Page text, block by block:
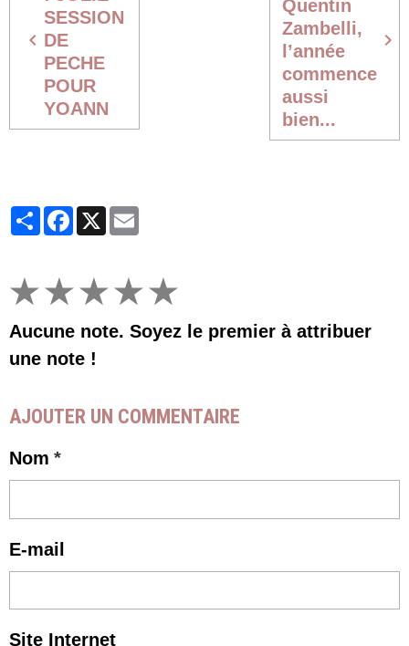
SESSION
DE
PECHE
POUR
YOANN
Quentin
Zambelli,
l’année
commence
aussi
bien...
PartagerFacebook
X
★★★★★
Aucune note. Soyez le premier à attribuer
une note !
AJOUTER UN COMMENTAIRE
Nom
E-mail
Site Internet